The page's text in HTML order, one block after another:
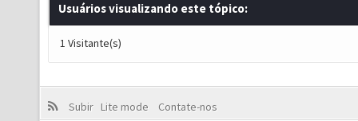
Usuários visualizando este tópico:
1 Visitante(s)
Subir Lite mode
Contate-nos